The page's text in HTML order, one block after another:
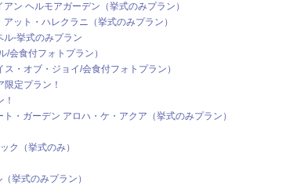
ン ヘルモアガーデン（挙式のみプラン）
ット・ハレクラニ（挙式のみプラン）
‐挙式のみプラン
/会食付フォトプラン）
・オブ・ジョイ/会食付フォトプラン）
定プラン！
・ガーデン アロハ・ケ・アクア（挙式のみプラン）
ク（挙式のみ）
挙式のみプラン）